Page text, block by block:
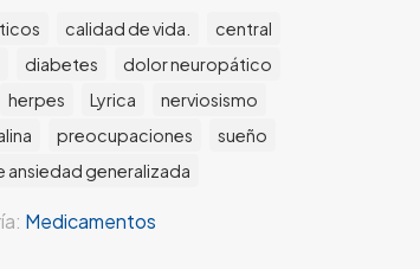
Medicamentos
calidad de vida.
central
diabetes
dolor neuropático
herpes Lyrica
nerviosismo
preocupaciones
sueño
ansiedad generalizada